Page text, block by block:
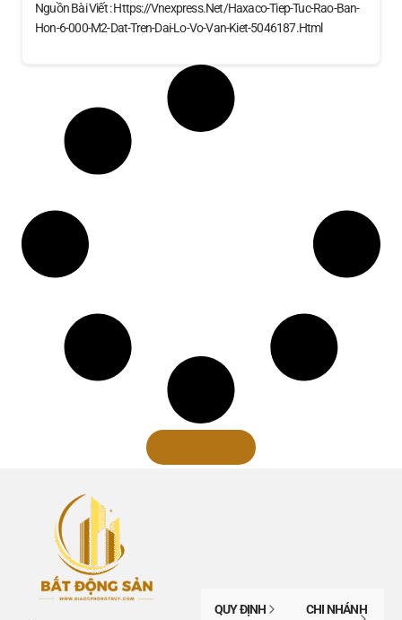
Nguồn Bài Viết : Https://vnexpress.net/haxaco-Tiep-Tuc-Rao-Ban-
Hon-6-000-M2-Dat-Tren-Dai-Lo-Vo-Van-Kiet-5046187.html
QUY ĐỊNH
CHI NHÁNH